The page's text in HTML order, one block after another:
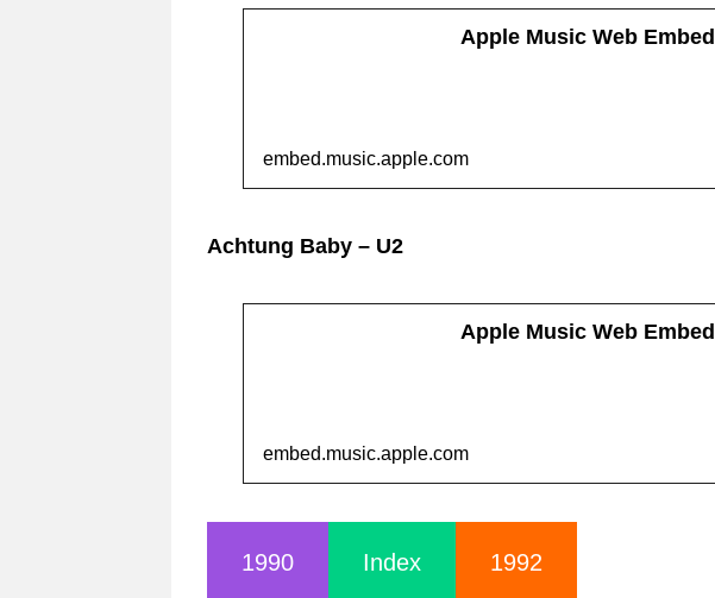
Apple Music Web Embed
embed.music.apple.com
Achtung Baby – U2
Apple Music Web Embed
embed.music.apple.com
1990 Index 1992